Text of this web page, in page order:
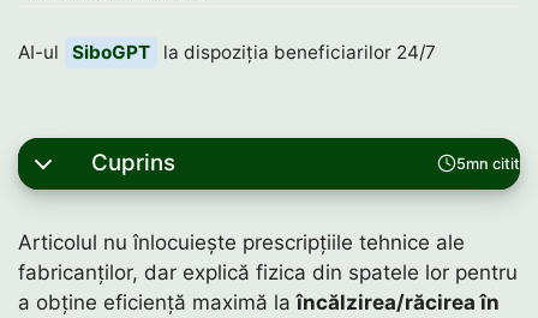
AI-ul SiboGPT la dispoziția beneficiarilor 24/7
5mn citit
Cuprins
Articolul nu înlocuiește prescripțiile tehnice ale
fabricanților, dar explică fizica din spatele lor pentru
a obține eficiență maximă laîncălzirea/răcirea în